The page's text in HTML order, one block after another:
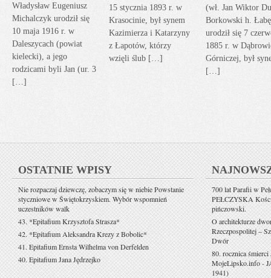
Władysław Eugeniusz
Michalczyk urodził się
10 maja 1916 r. w
Daleszycach (powiat
kielecki), a jego
rodzicami byli Jan (ur. 3
[…]
15 stycznia 1893 r. w
Krasocinie, był synem
Kazimierza i Katarzyny
z Łapotów, którzy
wzięli ślub […]
(wł. Jan Wiktor
Borkowski h.
urodził się 7
1885 r. w
Górniczej, był
[…]
OSTATNIE WPISY
Nie rozpaczaj dziewczę, zobaczym się w niebie Powstanie
styczniowe w Świętokrzyskiem. Wybór wspomnień
uczestników walk
43. *Epitafium Krzysztofa Strasza*
42. *Epitafium Aleksandra Krezy z Bobolic*
41. Epitafium Ernsta Wilhelma von Derfelden
40. Epitafium Jana Jędrzejko
700 lat Parafii w
PEŁCZYSKA
pińczowski.
O architekturze
Rzeczpospolitej –
Dwór
80. rocznica
MojeLipsko.info-
1941)